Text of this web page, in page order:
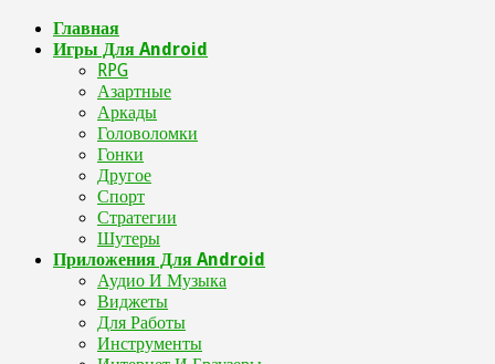
Главная
Игры Для Android
RPG
Азартные
Аркады
Головоломки
Гонки
Другое
Спорт
Стратегии
Шутеры
Приложения Для Android
Аудио И Музыка
Виджеты
Для Работы
Инструменты